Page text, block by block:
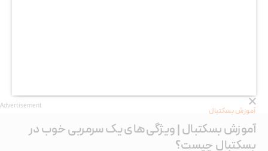
آموزش بسکتبال
آموزش بسکتبال | ویژگی‌های یک سرمربی خوب در
بسکتبال چیست؟
Advertisement